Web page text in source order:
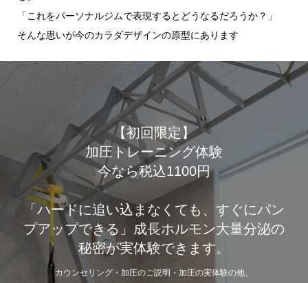
「これをパーソナルジムで表現するとどうなるだろうか？」
そんな思いが今のカラダデザインの原型にあります
【初回限定】
加圧トレーニング体験
今なら税込1100円
「ハードに追い込まなくても、すぐにパン
プアップできる」成長ホルモン大量分泌の
秘密が実体験できます。
カウンセリング・加圧のご説明・加圧の実体験の他、